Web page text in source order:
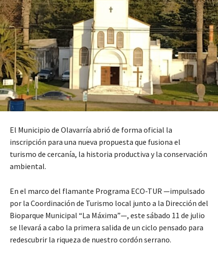
El Municipio de Olavarría abrió de forma oficial la
inscripción para una nueva propuesta que fusiona el
turismo de cercanía, la historia productiva y la conservación
ambiental.
En el marco del flamante Programa ECO-TUR —impulsado
por la Coordinación de Turismo local junto a la Dirección del
Bioparque Municipal “La Máxima”—, este sábado 11 de julio
se llevará a cabo la primera salida de un ciclo pensado para
redescubrir la riqueza de nuestro cordón serrano.